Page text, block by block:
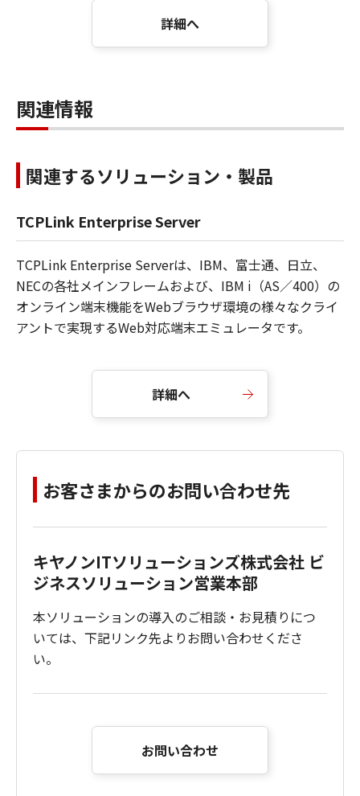
詳細へ
関連情報
関連するソリューション・製品
TCPLink Enterprise Server
TCPLink Enterprise Serverは、IBM、富士通、日立、
NECの各社メインフレームおよび、IBM i（AS／400）の
オンライン端末機能をWebブラウザ環境の様々なクライ
アントで実現するWeb対応端末エミュレータです。
詳細へ
お客さまからのお問い合わせ先
キヤノンITソリューションズ株式会社 ビ
ジネスソリューション営業本部
本ソリューションの導入のご相談・お見積りにつ
いては、下記リンク先よりお問い合わせくださ
い。
お問い合わせ